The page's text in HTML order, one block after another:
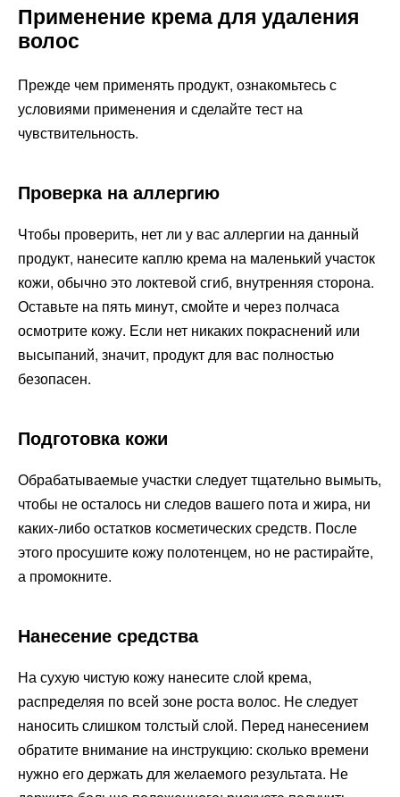
Применение крема для удаления
волос
Прежде чем применять продукт, ознакомьтесь с
условиями применения и сделайте тест на
чувствительность.
Проверка на аллергию
Чтобы проверить, нет ли у вас аллергии на данный
продукт, нанесите каплю крема на маленький участок
кожи, обычно это локтевой сгиб, внутренняя сторона.
Оставьте на пять минут, смойте и через полчаса
осмотрите кожу. Если нет никаких покраснений или
высыпаний, значит, продукт для вас полностью
безопасен.
Подготовка кожи
Обрабатываемые участки следует тщательно вымыть,
чтобы не осталось ни следов вашего пота и жира, ни
каких-либо остатков косметических средств. После
этого просушите кожу полотенцем, но не растирайте,
а промокните.
Нанесение средства
На сухую чистую кожу нанесите слой крема,
распределяя по всей зоне роста волос. Не следует
наносить слишком толстый слой. Перед нанесением
обратите внимание на инструкцию: сколько времени
нужно его держать для желаемого результата. Не